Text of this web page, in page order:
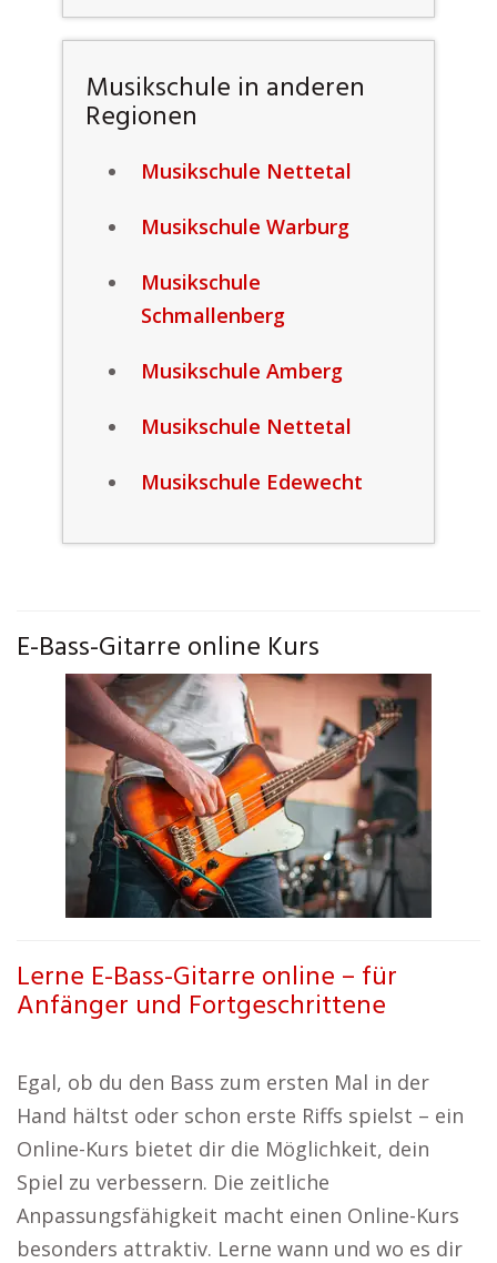
Musikschule in anderen
Regionen
Musikschule Nettetal
Musikschule Warburg
Musikschule
Schmallenberg
Musikschule Amberg
Musikschule Nettetal
Musikschule Edewecht
E-Bass-Gitarre online Kurs
Lerne E-Bass-Gitarre online – für
Anfänger und Fortgeschrittene
Egal, ob du den Bass zum ersten Mal in der
Hand hältst oder schon erste Riffs spielst – ein
Online-Kurs bietet dir die Möglichkeit, dein
Spiel zu verbessern. Die zeitliche
Anpassungsfähigkeit macht einen Online-Kurs
besonders attraktiv. Lerne wann und wo es dir